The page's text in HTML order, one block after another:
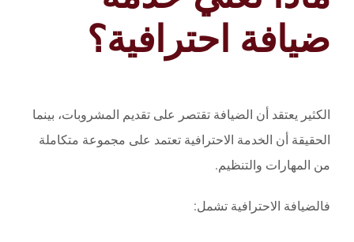
ضيافة احترافية؟
الكثير يعتقد أن الضيافة تقتصر على تقديم المشروبات، بينما
الحقيقة أن الخدمة الاحترافية تعتمد على مجموعة متكاملة
من المهارات والتنظيم.
فالضيافة الاحترافية تشمل: